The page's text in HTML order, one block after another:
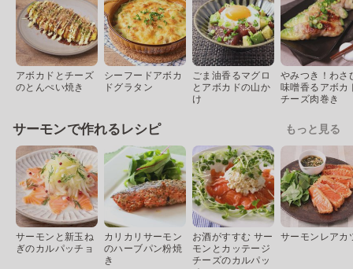
アボカドとチーズ
のとんぺい焼き
シーフードアボカ
ドグラタン
ごま油香るマグロ
とアボカドの山か
け
やみつき！わさ
味噌香るアボカ
チーズ肉巻き
サーモンで作れるレシピ もっと見る
サーモンと新玉ね
ぎのカルパッチョ
カリカリサーモン
のハーブパン粉焼
き
お酒がすすむ サー
モンとカッテージ
チーズのカルパッ
サーモンレアカ